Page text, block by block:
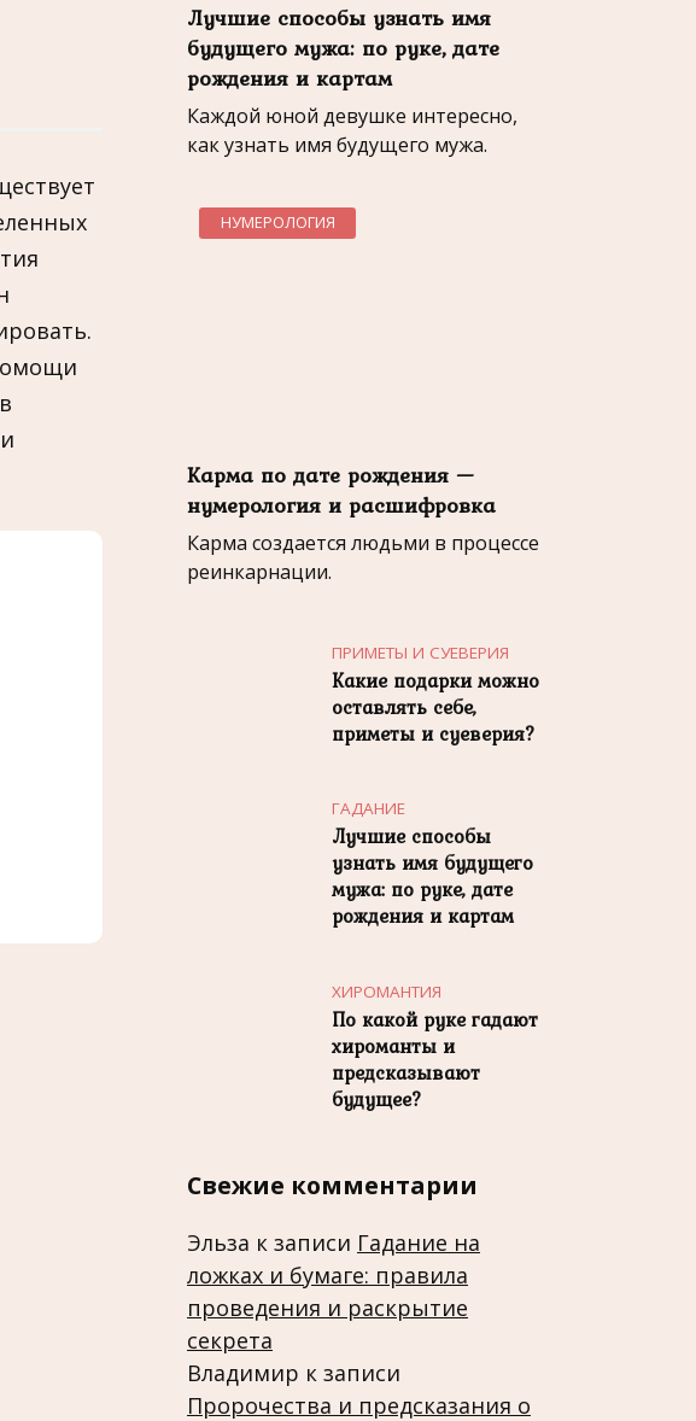
Лучшие способы узнать имя
будущего мужа: по руке, дате
рождения и картам
Каждой юной девушке интересно,
как узнать имя будущего мужа.
НУМЕРОЛОГИЯ
Карма по дате рождения —
нумерология и расшифровка
Карма создается людьми в процессе
реинкарнации.
ПРИМЕТЫ И СУЕВЕРИЯ
Какие подарки можно
оставлять себе,
приметы и суеверия?
ГАДАНИЕ
Лучшие способы
узнать имя будущего
мужа: по руке, дате
рождения и картам
ХИРОМАНТИЯ
По какой руке гадают
хироманты и
предсказывают
будущее?
Свежие комментарии
Эльза к записи Гадание на
ложках и бумаге: правила
проведения и раскрытие
секрета
Владимир к записи
Пророчества и предсказания о